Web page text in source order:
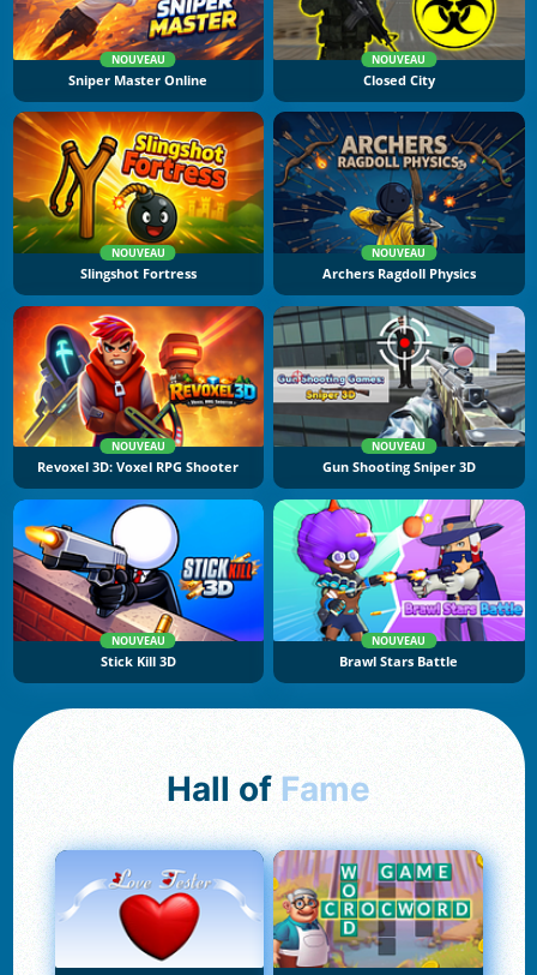
NOUVEAU
Sniper Master Online
NOUVEAU
Closed City
NOUVEAU
Slingshot Fortress
NOUVEAU
Archers Ragdoll Physics
NOUVEAU
Revoxel 3D: Voxel RPG Shooter
NOUVEAU
Gun Shooting Sniper 3D
NOUVEAU
Stick Kill 3D
NOUVEAU
Brawl Stars Battle
Hall of Fame